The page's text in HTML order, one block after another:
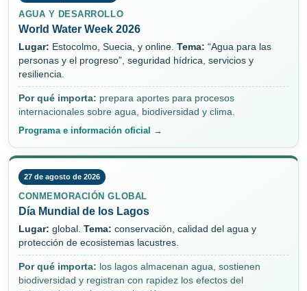
AGUA Y DESARROLLO
World Water Week 2026
Lugar: Estocolmo, Suecia, y online. Tema: “Agua para las
personas y el progreso”, seguridad hídrica, servicios y
resiliencia.
Por qué importa: prepara aportes para procesos
internacionales sobre agua, biodiversidad y clima.
Programa e información oficial →
27 de agosto de 2026
CONMEMORACIÓN GLOBAL
Día Mundial de los Lagos
Lugar: global. Tema: conservación, calidad del agua y
protección de ecosistemas lacustres.
Por qué importa: los lagos almacenan agua, sostienen
biodiversidad y registran con rapidez los efectos del